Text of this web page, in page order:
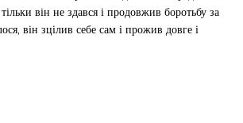
він не здався і продовжив боротьбу за
він зцілив себе сам і прожив довге і